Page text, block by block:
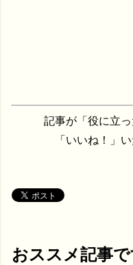
記事が「役に立
「いいね！」
おススメ記事で